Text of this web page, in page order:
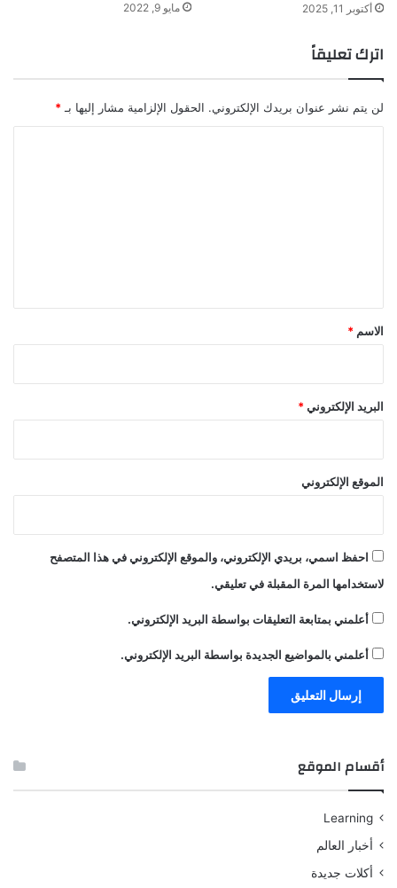
أكتوبر 11, 2025 مايو 9, 2022
اترك تعليقاً
لن يتم نشر عنوان بريدك الإلكتروني. الحقول الإلزامية مشار إليها بـ *
*
الاسم *
البريد الإلكتروني *
الموقع الإلكتروني
احفظ اسمي، بريدي الإلكتروني، والموقع الإلكتروني في هذا المتصفح
لاستخدامها المرة المقبلة في تعليقي.
أعلمني بمتابعة التعليقات بواسطة البريد الإلكتروني.
أعلمني بالمواضيع الجديدة بواسطة البريد الإلكتروني.
أقسام الموقع
Learning
أخبار العالم
أكلات جديدة